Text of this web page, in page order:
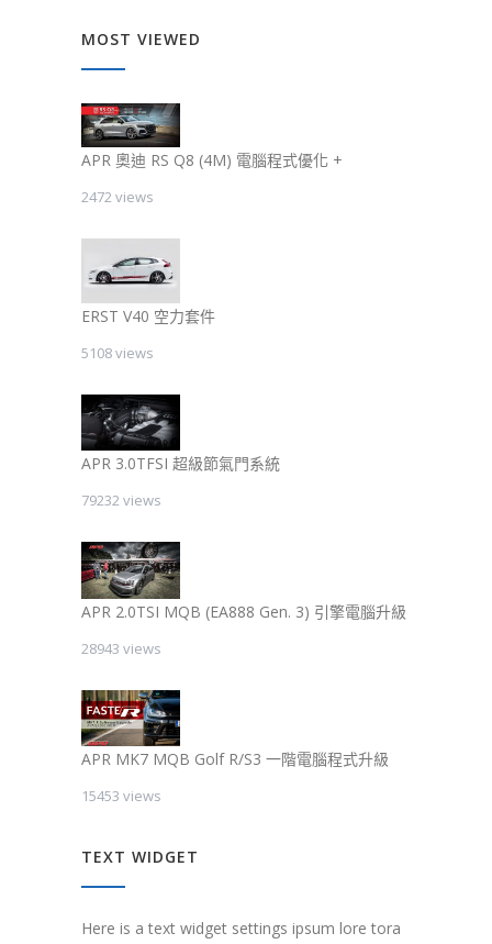
MOST VIEWED
APR 奧迪 RS Q8 (4M) 電腦程式優化 +
2472 views
ERST V40 空力套件
5108 views
APR 3.0TFSI 超級節氣門系統
79232 views
APR 2.0TSI MQB (EA888 Gen. 3) 引擎電腦升級
28943 views
APR MK7 MQB Golf R/S3 一階電腦程式升級
15453 views
TEXT WIDGET
Here is a text widget settings ipsum lore tora